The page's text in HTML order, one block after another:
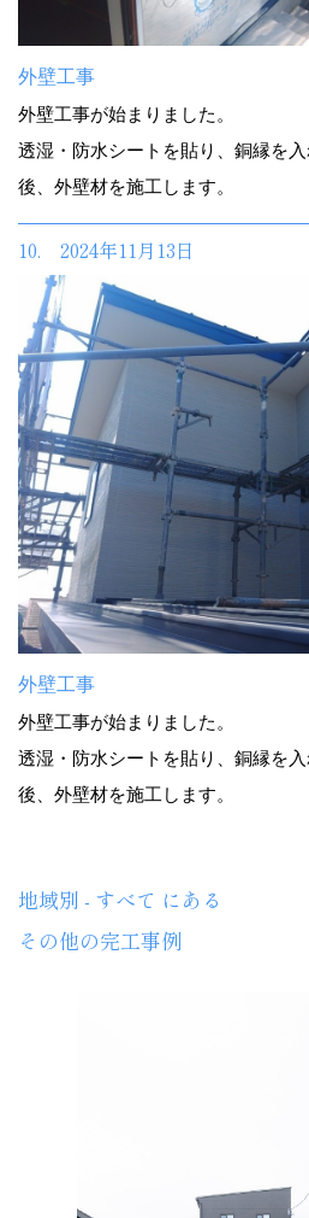
外壁工事
外壁工事が始まりました。
透湿・防水シートを貼り、銅縁を
後、外壁材を施工します。
10. 2024年11月13日
外壁工事
外壁工事が始まりました。
透湿・防水シートを貼り、銅縁を
後、外壁材を施工します。
地域別 - すべて にある
その他の完工事例